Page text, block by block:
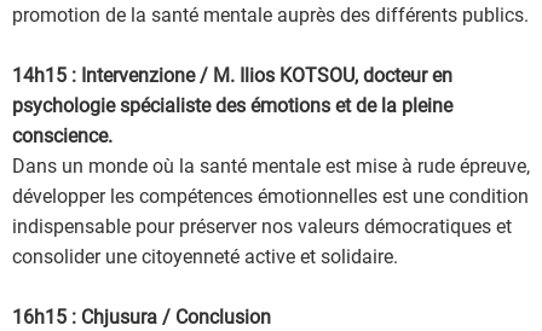
promotion de la santé mentale auprès des différents publics.
14h15 : Intervenzione / M. Ilios KOTSOU, docteur en
psychologie spécialiste des émotions et de la pleine
conscience.
Dans un monde où la santé mentale est mise à rude épreuve,
développer les compétences émotionnelles est une condition
indispensable pour préserver nos valeurs démocratiques et
consolider une citoyenneté active et solidaire.
16h15 : Chjusura / Conclusion